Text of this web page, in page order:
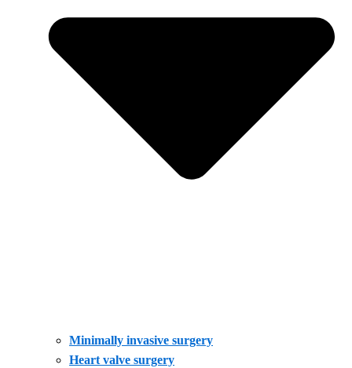
Minimally invasive surgery
Heart valve surgery